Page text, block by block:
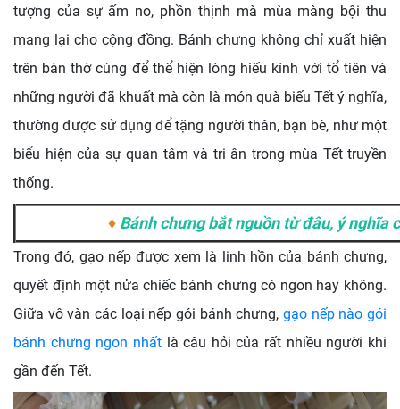
tượng của sự ấm no, phồn thịnh mà mùa màng bội thu
mang lại cho cộng đồng. Bánh chưng không chỉ xuất hiện
trên bàn thờ cúng để thể hiện lòng hiếu kính với tổ tiên và
những người đã khuất mà còn là món quà biếu Tết ý nghĩa,
thường được sử dụng để tặng người thân, bạn bè, như một
biểu hiện của sự quan tâm và tri ân trong mùa Tết truyền
thống.
♦ Bánh chưng bắt nguồn từ đâu, ý nghĩa
Trong đó, gạo nếp được xem là linh hồn của bánh chưng,
quyết định một nửa chiếc bánh chưng có ngon hay không.
Giữa vô vàn các loại nếp gói bánh chưng, gạo nếp nào gói
bánh chưng ngon nhấtlà câu hỏi của rất nhiều người khi
gần đến Tết.